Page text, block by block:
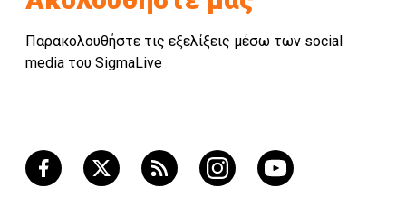
Παρακολουθήστε τις εξελίξεις μέσω των social
media του SigmaLive